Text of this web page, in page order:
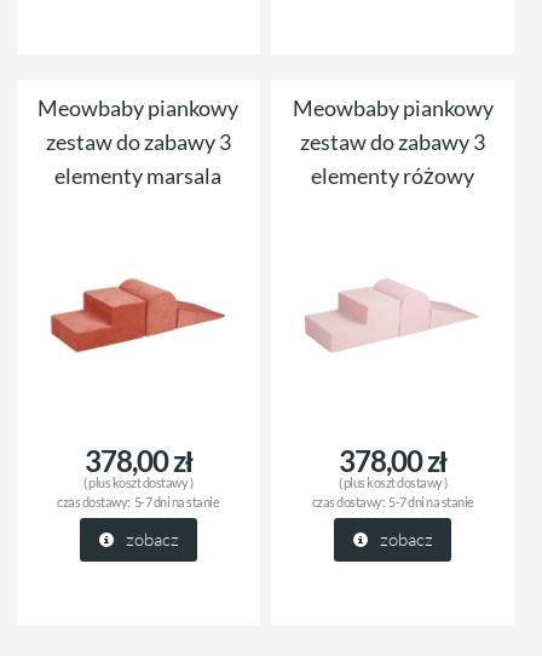
Meowbaby piankowy
zestaw do zabawy 3
elementy marsala
378,00 zł
( plus koszt dostawy)
czas dostawy: 5-7 dni na stanie
zobacz
Meowbaby piankowy
zestaw do zabawy 3
elementy różowy
378,00 zł
( plus koszt dostawy)
czas dostawy: 5-7 dni na stanie
zobacz